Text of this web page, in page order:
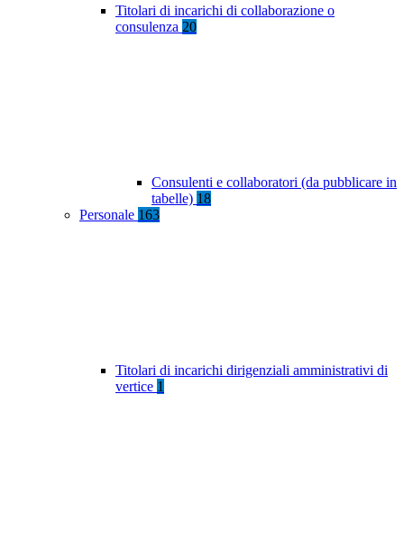
Titolari di incarichi di collaborazione o
consulenza 20
Consulenti e collaboratori (da pubblicare in
tabelle) 18
Personale 163
Titolari di incarichi dirigenziali amministrativi di
vertice 1